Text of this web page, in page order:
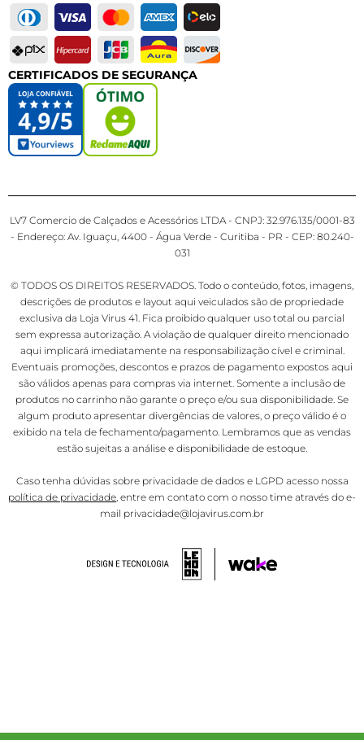
CERTIFICADOS DE SEGURANÇA
LV7 Comercio de Calçados e Acessórios LTDA - CNPJ: 32.976.135/0001-83
- Endereço: Av. Iguaçu, 4400 - Água Verde - Curitiba - PR - CEP: 80.240-
031
© TODOS OS DIREITOS RESERVADOS. Todo o conteúdo, fotos, imagens,
descrições de produtos e layout aqui veiculados são de propriedade
exclusiva da Loja Virus 41. Fica proibido qualquer uso total ou parcial
sem expressa autorização. A violação de qualquer direito mencionado
aqui implicará imediatamente na responsabilização cível e criminal.
Eventuais promoções, descontos e prazos de pagamento expostos aqui
são válidos apenas para compras via internet. Somente a inclusão de
produtos no carrinho não garante o preço e/ou sua disponibilidade. Se
algum produto apresentar divergências de valores, o preço válido é o
exibido na tela de fechamento/pagamento. Lembramos que as vendas
estão sujeitas a análise e disponibilidade de estoque.
Caso tenha dúvidas sobre privacidade de dados e LGPD acesso nossa
política de privacidade , entre em contato com o nosso time através do e-
mail privacidade@lojavirus.com.br